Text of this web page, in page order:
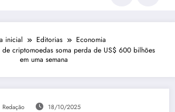
inicial Editorias
Economia
criptomoedas soma perda de US$ 600 bilhões
em uma semana
Redação 18/10/2025